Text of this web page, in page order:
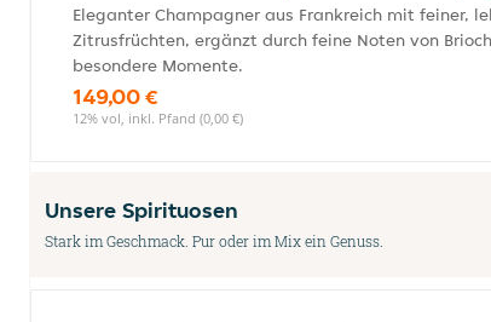
Eleganter Champagner aus Frankreich mit feiner,
Zitrusfrüchten, ergänzt durch feine Noten von
besondere Momente.
149,00 €
12% vol, inkl. Pfand (0,00 €)
Unsere Spirituosen
Stark im Geschmack. Pur oder im Mix ein Genuss.